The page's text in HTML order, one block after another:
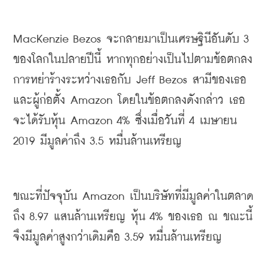
MacKenzie Bezos จะกลายมาเป็นเศรษฐินีอันดับ
ของโลกในปลายปีนี้ หากทุกอย่างเป็นไปตามข้อตกลง
การหย่าร้างระหว่างเธอกับ Jeff Bezos สามีของเธอ
และผู้ก่อตั้ง Amazon โดยในข้อตกลงดังกล่าว
เธอ
จะได้รับหุ้น Amazon 4% ซึ่งเมื่อวันที่ 4 เมษายน
2019 มีมูลค่าถึง 3.5 หมื่นล้านเหรียญ
ขณะที่ปัจจุบัน Amazon เป็นบริษัทที่มีมูลค่าในตลาด
ถึง 8.97 แสนล้านเหรียญ หุ้น 4% ของเธอ ณ ขณะนี้
จึงมีมูลค่าสูงกว่าเดิมคือ 3.59 หมื่นล้านเหรียญ